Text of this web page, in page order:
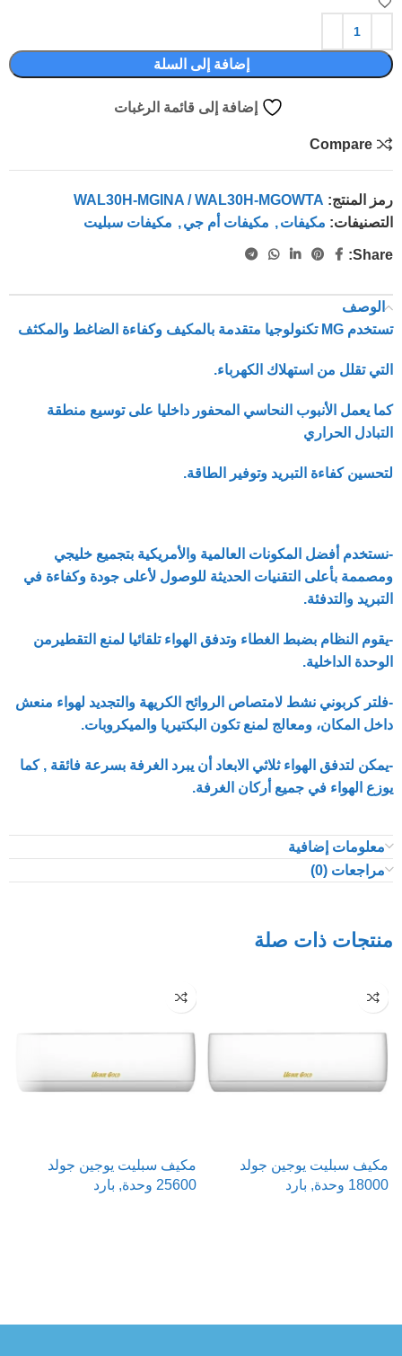
إضافة إلى السلة
إضافة إلى قائمة الرغبات
Compare
رمز المنتج: WAL30H-MGINA / WAL30H-MGOWTA
التصنيفات: مكيفات, مكيفات أم جي, مكيفات سبليت
Share:
الوصف
تستخدم MG تكنولوجيا متقدمة بالمكيف وكفاءة الضاغط والمكثف
التي تقلل من استهلاك الكهرباء.
كما يعمل الأنبوب النحاسي المحفور داخليا على توسيع منطقة
التبادل الحراري
لتحسين كفاءة التبريد وتوفير الطاقة.
-نستخدم أفضل المكونات العالمية والأمريكية بتجميع خليجي
ومصممة بأعلى التقنيات الحديثة للوصول لأعلى جودة وكفاءة في
التبريد والتدفئة.
-يقوم النظام بضبط الغطاء وتدفق الهواء تلقائيا لمنع التقطيرمن
الوحدة الداخلية.
-فلتر كربوني نشط لامتصاص الروائح الكريهة والتجديد لهواء منعش
داخل المكان، ومعالج لمنع تكون البكتيريا والميكروبات.
-يمكن لتدفق الهواء ثلاثي الابعاد أن يبرد الغرفة بسرعة فائقة , كما
يوزع الهواء في جميع أركان الغرفة.
معلومات إضافية
مراجعات (0)
منتجات ذات صلة
مكيف سبليت يوجين جولد
18000 وحدة, بارد
مكيف سبليت يوجين جولد
25600 وحدة, بارد